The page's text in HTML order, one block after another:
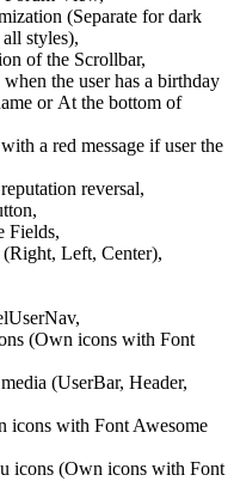
(Separate for dark
styles),
of the Scrollbar,
the user has a birthday
or At the bottom of
a red message if user the
reversal,
Fields,
Left, Center),
(Own icons with Font
(UserBar, Header,
icons with Font Awesome
icons (Own icons with Font